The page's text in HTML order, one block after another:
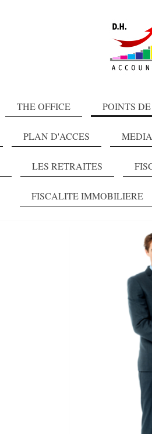
THE OFFICE POINTS
PLAN D'ACCES MEDIA
LES RETRAITES
FISCALITE IMMOBILIERE